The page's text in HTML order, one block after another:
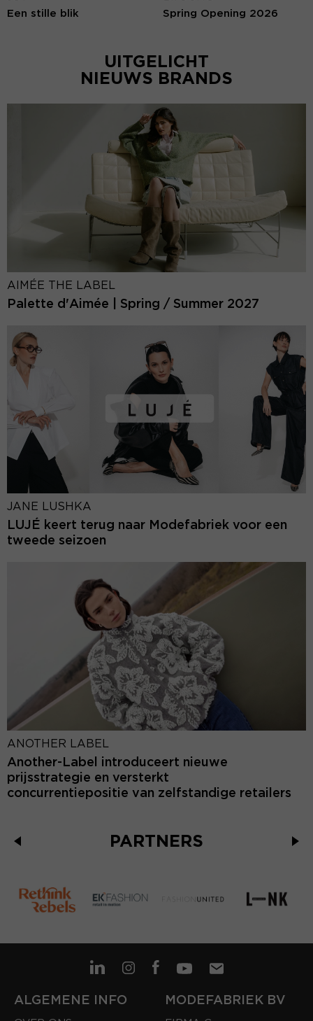
Een stille blik Spring Opening 2026
UITGELICHT
NIEUWS BRANDS
AIMÉE THE LABEL
Palette d'Aimée | Spring / Summer 2027
JANE LUSHKA
LUJÉ keert terug naar Modefabriek voor een
tweede seizoen
ANOTHER LABEL
Another-Label introduceert nieuwe
prijsstrategie en versterkt
concurrentiepositie van zelfstandige retailers
PARTNERS
ALGEMENE INFO MODEFABRIEK BV